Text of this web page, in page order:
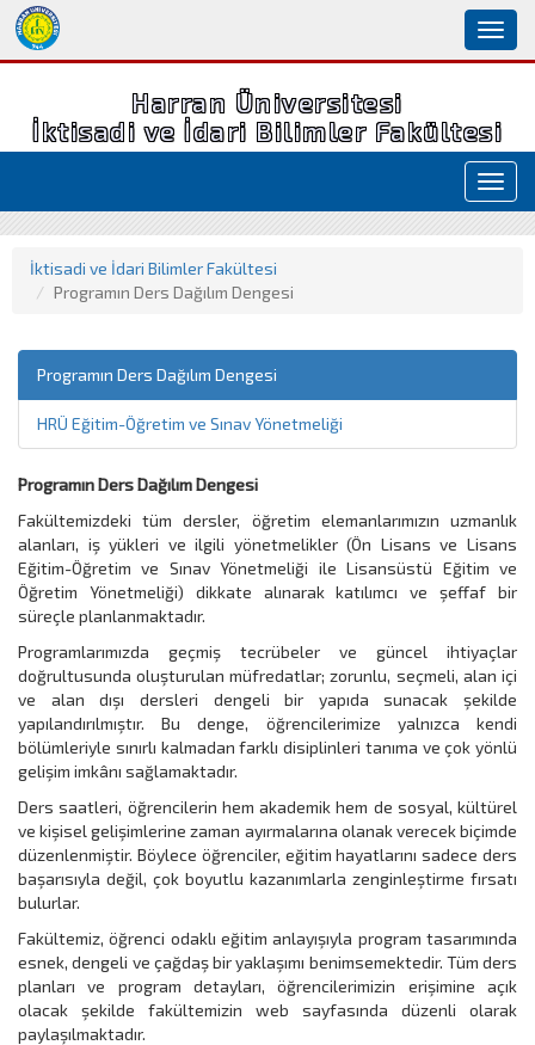
Harran Üniversitesi
İktisadi ve İdari Bilimler Fakültesi
İktisadi ve İdari Bilimler Fakültesi
Programın Ders Dağılım Dengesi
Programın Ders Dağılım Dengesi
HRÜ Eğitim-Öğretim ve Sınav Yönetmeliği
Programın Ders Dağılım Dengesi
Fakültemizdeki tüm dersler, öğretim elemanlarımızın uzmanlık
alanları, iş yükleri ve ilgili yönetmelikler (Ön Lisans ve Lisans
Eğitim-Öğretim ve Sınav Yönetmeliği ile Lisansüstü Eğitim ve
Öğretim Yönetmeliği) dikkate alınarak katılımcı ve şeffaf bir
süreçle planlanmaktadır.
Programlarımızda geçmiş tecrübeler ve güncel ihtiyaçlar
doğrultusunda oluşturulan müfredatlar; zorunlu, seçmeli, alan içi
ve alan dışı dersleri dengeli bir yapıda sunacak şekilde
yapılandırılmıştır. Bu denge, öğrencilerimize yalnızca kendi
bölümleriyle sınırlı kalmadan farklı disiplinleri tanıma ve çok yönlü
gelişim imkânı sağlamaktadır.
Ders saatleri, öğrencilerin hem akademik hem de sosyal, kültürel
ve kişisel gelişimlerine zaman ayırmalarına olanak verecek biçimde
düzenlenmiştir. Böylece öğrenciler, eğitim hayatlarını sadece ders
başarısıyla değil, çok boyutlu kazanımlarla zenginleştirme fırsatı
bulurlar.
Fakültemiz, öğrenci odaklı eğitim anlayışıyla program tasarımında
esnek, dengeli ve çağdaş bir yaklaşımı benimsemektedir. Tüm ders
planları ve program detayları, öğrencilerimizin erişimine açık
olacak şekilde fakültemizin web sayfasında düzenli olarak
paylaşılmaktadır.